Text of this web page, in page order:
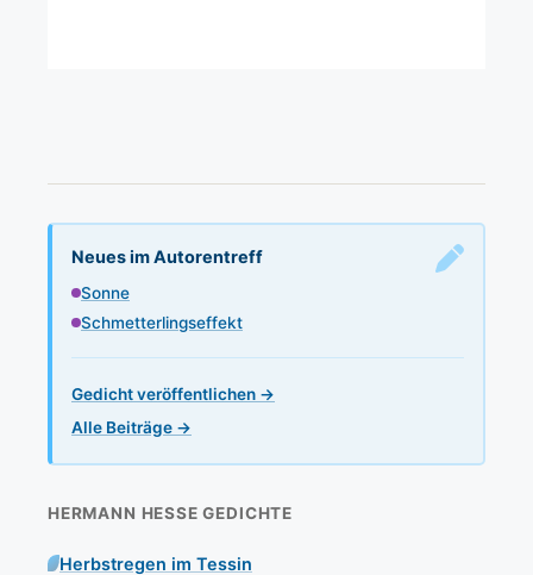
Neues im Autorentreff
Sonne
Schmetterlingseffekt
Gedicht veröffentlichen →
Alle Beiträge →
HERMANN HESSE GEDICHTE
Herbstregen im Tessin